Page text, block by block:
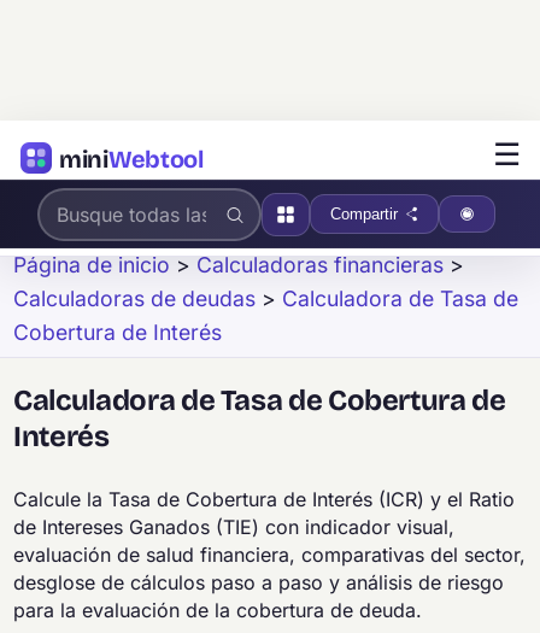
miniWebtool ☰
Compartir
Página de inicio > Calculadoras financieras >
Calculadoras de deudas > Calculadora de Tasa de
Cobertura de Interés
Calculadora de Tasa de Cobertura de
Interés
Calcule la Tasa de Cobertura de Interés (ICR) y el Ratio
de Intereses Ganados (TIE) con indicador visual,
evaluación de salud financiera, comparativas del sector,
desglose de cálculos paso a paso y análisis de riesgo
para la evaluación de la cobertura de deuda.